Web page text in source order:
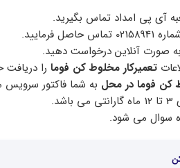
آی پی امداد تماس بگیرید.
صورت آنلاین درخواست دهید.
تعمیرکار مخلوط کن فوما را دریافت
کن فوما در محل به شما فاکتور
سوال می شود.